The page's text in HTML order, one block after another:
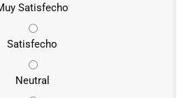
Satisfecho
Satisfecho
Neutral